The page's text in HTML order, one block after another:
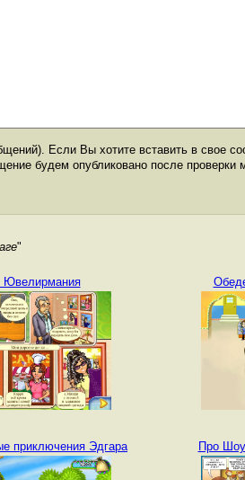
Если Вы хотите вставить в свое
будем опубликовано после проверки
"
Ювелирмания
приключения Эдгара Про